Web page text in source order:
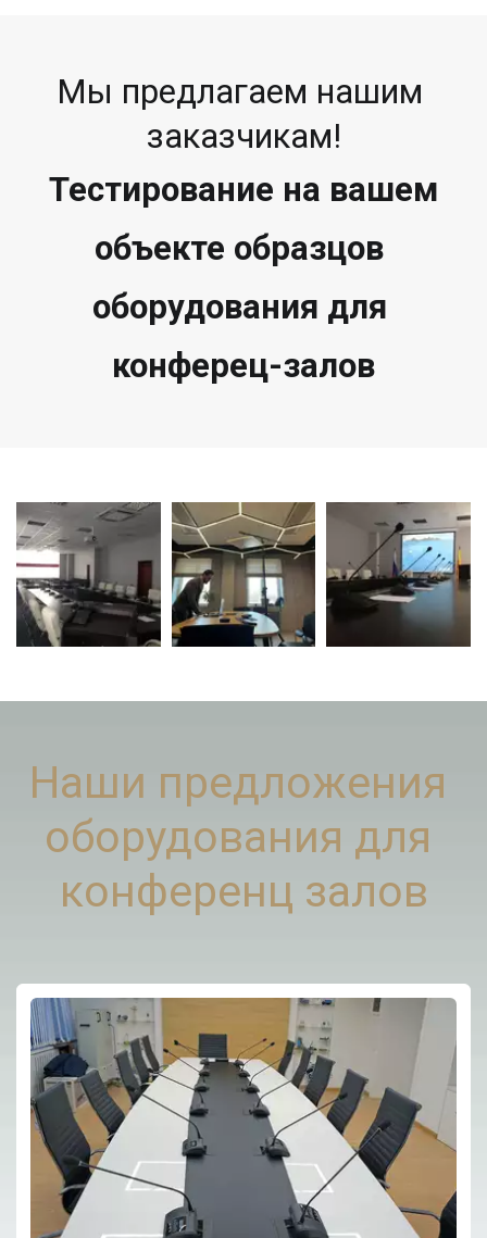
Мы предлагаем нашим
заказчикам!
объекте образцов
оборудования для
конферец-залов
Наши предложения
оборудования для
конференц залов